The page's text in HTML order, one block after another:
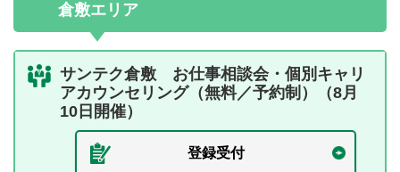
倉敷エリア
サンテク倉敷 お仕事相談会・個別キャリ
アカウンセリング（無料／予約制）（8月
10日開催）
登録受付